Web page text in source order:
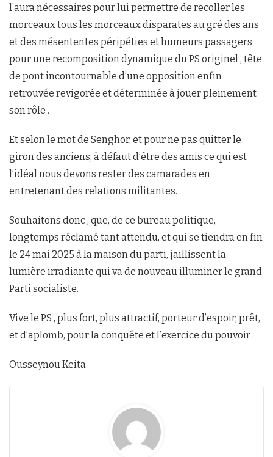
l’aura nécessaires pour lui permettre de recoller les
morceaux tous les morceaux disparates au gré des ans
et des mésententes péripéties et humeurs passagers
pour une recomposition dynamique du PS originel , tête
de pont incontournable d’une opposition enfin
retrouvée revigorée et déterminée à jouer pleinement
son rôle .
Et selon le mot de Senghor, et pour ne pas quitter le
giron des anciens; à défaut d’être des amis ce qui est
l’idéal nous devons rester des camarades en
entretenant des relations militantes.
Souhaitons donc , que, de ce bureau politique,
longtemps réclamé tant attendu, et qui se tiendra en fin
le 24 mai 2025 à la maison du parti, jaillissent la
lumière irradiante qui va de nouveau illuminer le grand
Parti socialiste.
Vive le PS , plus fort, plus attractif, porteur d’espoir, prêt,
et d’aplomb, pour la conquête et l’exercice du pouvoir .
Ousseynou Keita